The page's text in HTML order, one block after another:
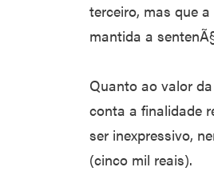
terceiro, mas que
mantida a
Quanto ao valor
conta a finalidade
ser inexpressivo,
(cinco mil reais).